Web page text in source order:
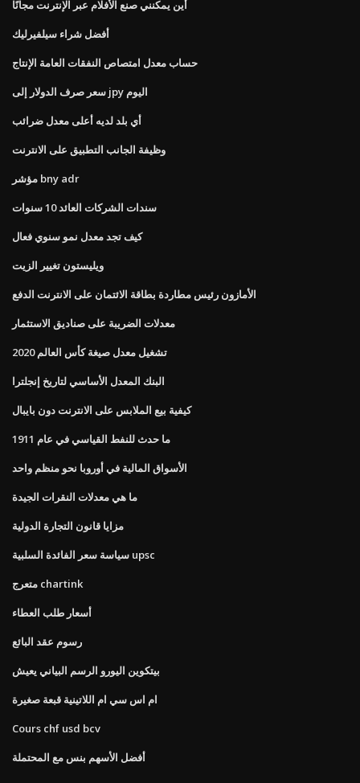
أين يمكنني صنع الأفلام عبر الإنترنت مجانًا
أفضل شراء سيلفيرليك
حساب معدل امتصاص النفقات العامة الإنتاج
سعر صرف الدولار إلى jpy اليوم
أي بلد لديه أعلى معدل ضرائب
وظيفة الجانب التطبيق على الانترنت
مؤشر bny adr
سندات الشركات العائد 10 سنوات
كيف تجد معدل نمو سنوي فعال
ويليستون تغيير الزيت
الأمازون رئيس مطاردة بطاقة الائتمان على الانترنت الدفع
معدلات الضريبة على صناديق الاستثمار
تشغيل معدل صيغة كأس العالم 2020
البنك المعدل الأساسي لتاريخ إنجلترا
كيفية بيع الملابس على الانترنت دون بايبال
ما حدث للنفط القياسي في عام 1911
الأسواق المالية في أوروبا نحو منظم واحد
ما هي معدلات النقرات الجيدة
مزايا قانون التجارة الدولية
سياسة سعر الفائدة السلبية upsc
متعرج chartink
أسعار طلب العطاء
رسوم عقد البائع
بيتكوين اليورو الرسم البياني يعيش
ام اس سي ام اللاتينية قبعة صغيرة
Cours chf usd bcv
أفضل الأسهم بنس مع المحتملة